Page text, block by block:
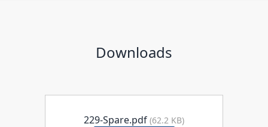
Downloads
229-Spare.pdf (62.2 KB)